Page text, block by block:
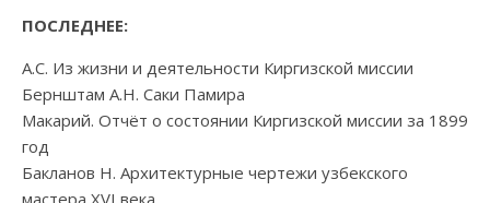
ПОСЛЕДНЕЕ:
А.С. Из жизни и деятельности Киргизской миссии
Бернштам А.Н. Саки Памира
Макарий. Отчёт о состоянии Киргизской миссии за 1899
год
Бакланов Н. Архитектурные чертежи узбекского
мастера XVI века